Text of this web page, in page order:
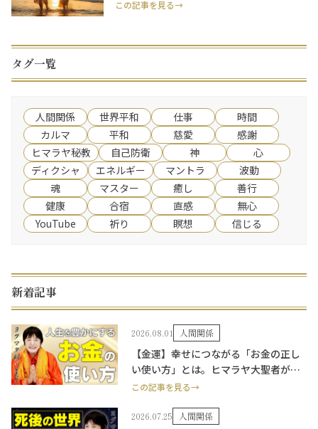
この記事を見る→
タグ一覧
人間関係 世界平和 仕事
時間
カルマ
平和 慈愛
感謝
ヒマラヤ秘教
自己防衛 神
心
ディクシャ
エネルギー マントラ
波動
魂
マスター 癒し
善行
健康
合宿 直感
無心
YouTube
祈り 瞑想 信じる
新着記事
2026.08.01 人間関係
【金運】幸せにつながる「お金の正し
い使い方」とは。ヒマラヤ大聖者が解
説。
この記事を見る→
2026.07.25 人間関係